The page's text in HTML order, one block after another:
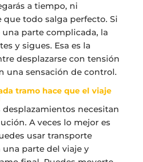
a tiempo, ni
que todo salga perfecto. Si
una parte complicada, la
y sigues. Esa es la
desplazarse con tensión
una sensación de control.
tramo hace que el viaje
desplazamientos necesitan
A veces lo mejor es
usar transporte
parte del viaje y